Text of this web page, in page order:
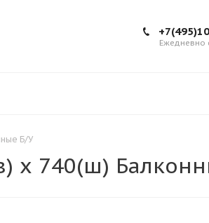
Ежедневно
Б/У
х 740(ш)